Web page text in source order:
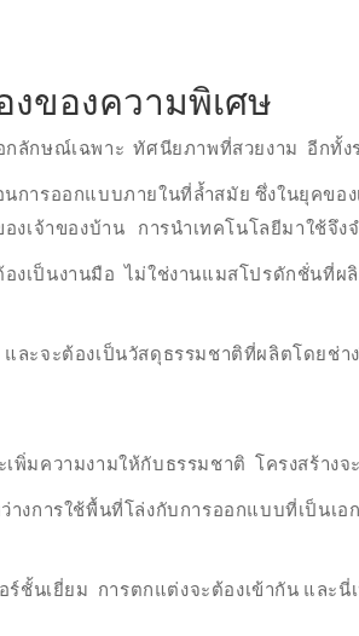
งของความพิเศษ
กลักษณ์เฉพาะ ทัศนียภาพที่สวยงาม อีกทั้
ารออกแบบภายในที่ล้ำสมัย ซึ่งในยุคขอ
เจ้าของบ้าน การนำเทคโนโลยีมาใช้จึ
เป็นงานมือ ไม่ใช่งานแมสโปรดักชั่นที่ผ
ละจะต้องเป็นวัสดุธรรมชาติที่ผลิตโดยช่
พิ่มความงามให้กับธรรมชาติ โครงสร้าง
งการใช้พื้นที่โล่งกับการออกแบบที่เป็นเ
ร์ชั้นเยี่ยม การตกแต่งจะต้องเข้ากัน แล